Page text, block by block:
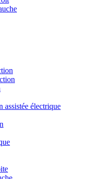
assistée électrique